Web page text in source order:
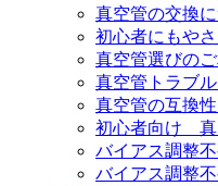
真空管の交換
初心者にもや
真空管選びの
真空管トラブ
真空管の互換
初心者向け 真
バイアス調整
バイアス調整